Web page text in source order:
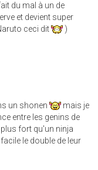
du mal à un de
et devient super
ceci dit
)
un shonen
mais je
entre les genins de
fort qu'un ninja
le double de leur